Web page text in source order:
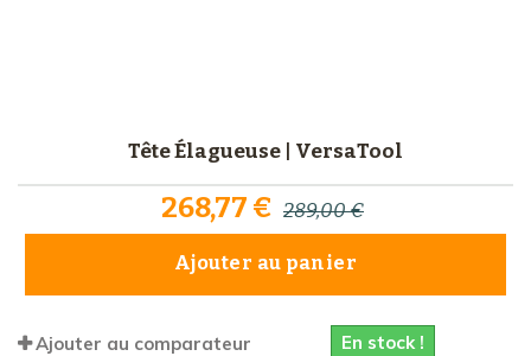
Tête Élagueuse | VersaTool
268,77 € 289,00 €
Ajouter au panier
Ajouter au comparateur En stock !